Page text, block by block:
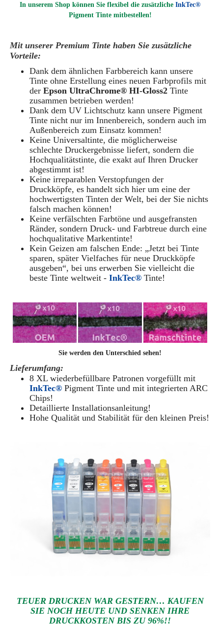
In unserem Shop können Sie flexibel die zusätzliche InkTec®
Pigment Tinte mitbestellen!
Mit unserer Premium Tinte haben Sie zusätzliche
Vorteile:
Dank dem ähnlichen Farbbereich kann unsere
Tinte ohne Erstellung eines neuen Farbprofils mit
der Epson UltraChrome® HI-Gloss2 Tinte
zusammen betrieben werden!
Dank dem UV Lichtschutz kann unsere Pigment
Tinte nicht nur im Innenbereich, sondern auch im
Außenbereich zum Einsatz kommen!
Keine Universaltinte, die möglicherweise
schlechte Druckergebnisse liefert, sondern die
Hochqualitätstinte, die exakt auf Ihren Drucker
abgestimmt ist!
Keine irreparablen Verstopfungen der
Druckköpfe, es handelt sich hier um eine der
hochwertigsten Tinten der Welt, bei der Sie nichts
falsch machen können!
Keine verfälschten Farbtöne und ausgefransten
Ränder, sondern Druck- und Farbtreue durch eine
hochqualitative Markentinte!
Kein Geizen am falschen Ende: „Jetzt bei Tinte
sparen, später Vielfaches für neue Druckköpfe
ausgeben“, bei uns erwerben Sie vielleicht die
beste Tinte weltweit - InkTec® Tinte!
Sie werden den Unterschied sehen!
Lieferumfang:
8 XL wiederbefüllbare Patronen vorgefüllt mit
InkTec® Pigment Tinte und mit integrierten ARC
Chips!
Detaillierte Installationsanleitung!
Hohe Qualität und Stabilität für den kleinen Preis!
TEUER DRUCKEN WAR GESTERN… KAUFEN
SIE NOCH HEUTE UND SENKEN IHRE
DRUCKKOSTEN BIS ZU 96%!!